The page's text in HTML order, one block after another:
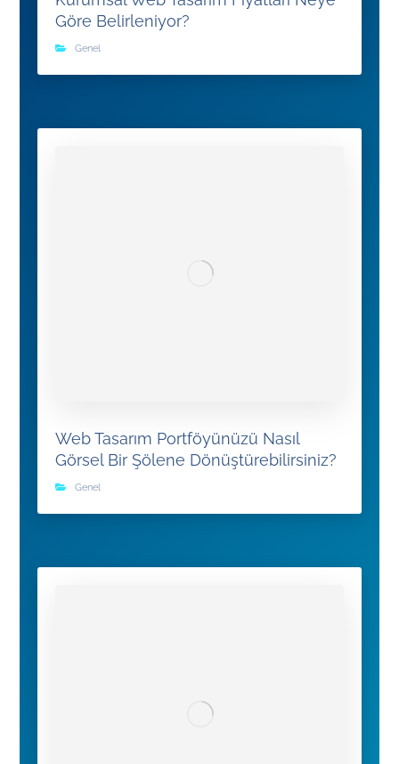
Göre Belirleniyor?
Genel
Web Tasarım Portföyünüzü Nasıl
Görsel Bir Şölene Dönüştürebilirsiniz?
Genel